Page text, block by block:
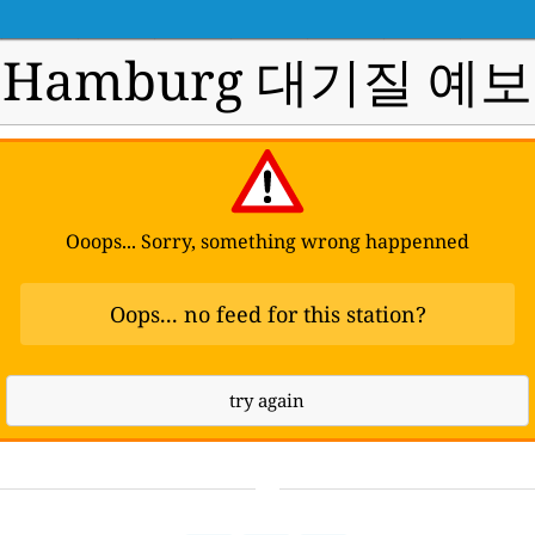
Hamburg 대기질 예보
Ooops... Sorry, something wrong happenned
Oops... no feed for this station?
try again